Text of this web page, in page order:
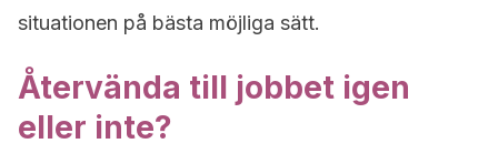
situationen på bästa möjliga sätt.
Återvända till jobbet igen
eller inte?